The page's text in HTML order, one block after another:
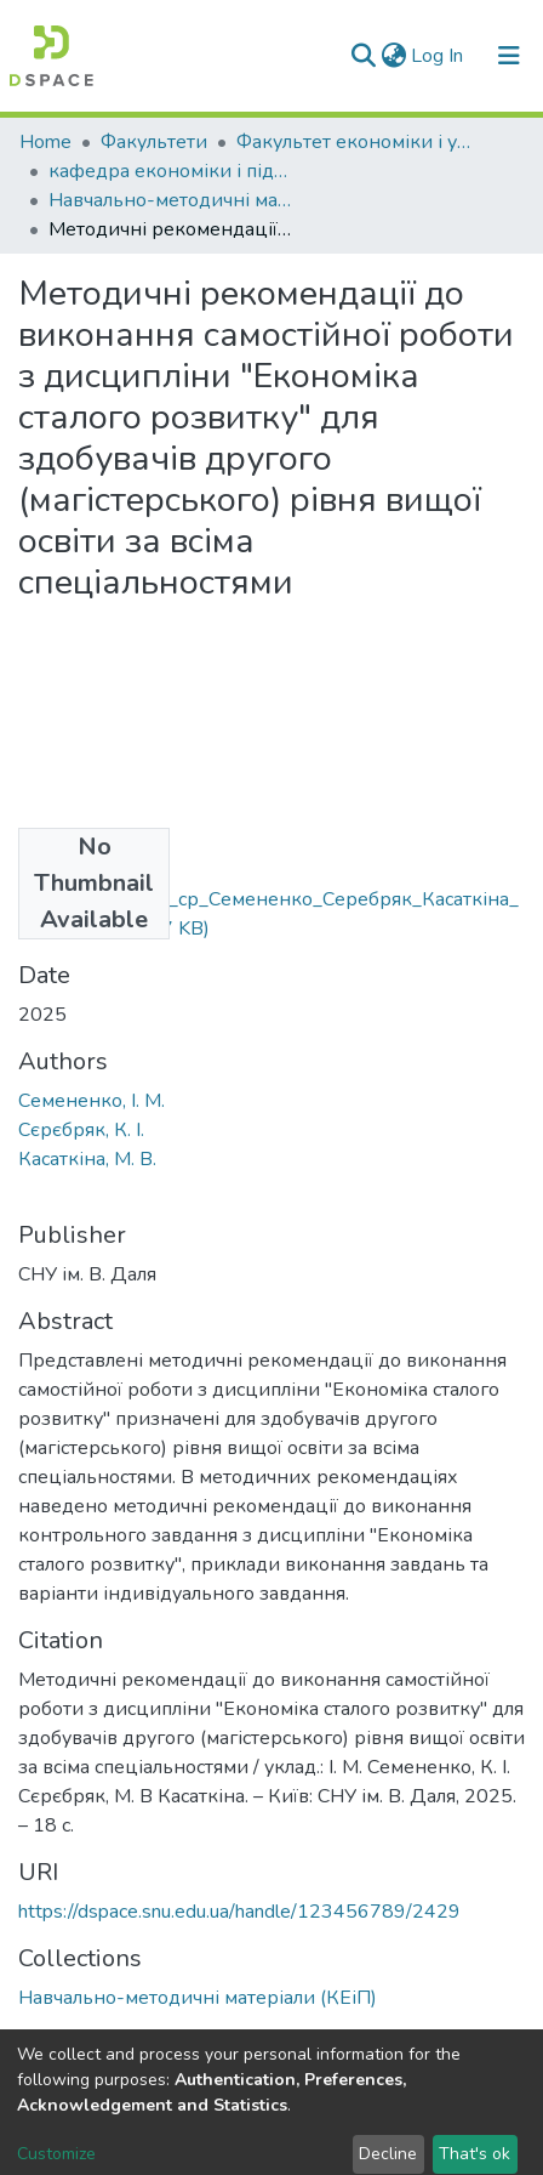
Log In (current)
Communities & Collections
All of DSpace
Statistics
Home Факультети
Факультет економіки і управління
кафедра економіки і підприємництва
Навчально-методичні матеріали (КЕіП)
Методичні рекомендації до виконання самостійної роботи з дисципліни "Економіка сталого розвитку" для здобувачів другого (магістерського) рівня вищої освіти за всіма спеціальностями
Методичні рекомендації до
виконання самостійної роботи
з дисципліни "Економіка
сталого розвитку" для
здобувачів другого
(магістерського) рівня вищої
освіти за всіма
спеціальностями
No
Thumbnail
Available
Метод_рек_ЕСР_ср_Семененко_Серебряк_Касаткіна_
2025.pdf(403.17 KB)
Date
2025
Authors
Семененко, І. М.
Сєрєбряк, К. І.
Касаткіна, М. В.
Publisher
СНУ ім. В. Даля
Abstract
Представлені методичні рекомендації до виконання
самостійної роботи з дисципліни "Економіка сталого
розвитку" призначені для здобувачів другого
(магістерського) рівня вищої освіти за всіма
спеціальностями. В методичних рекомендаціях
наведено методичні рекомендації до виконання
контрольного завдання з дисципліни "Економіка
сталого розвитку", приклади виконання завдань та
варіанти індивідуального завдання.
Citation
Методичні рекомендації до виконання самостійної
роботи з дисципліни "Економіка сталого розвитку" для
здобувачів другого (магістерського) рівня вищої освіти
за всіма спеціальностями / уклад.: І. М. Семененко, К. І.
Сєрєбряк, М. В Касаткіна. – Київ: СНУ ім. В. Даля, 2025.
– 18 с.
URI
https://dspace.snu.edu.ua/handle/123456789/2429
Collections
Навчально-методичні матеріали (КЕіП)
Full item page
Dspace & Volodymyr Dahl East Ukrainian National University
LYRASIS
We collect and process your personal information for the
following purposes: Authentication, Preferences,
Acknowledgement and Statistics.
Customize Decline That's ok